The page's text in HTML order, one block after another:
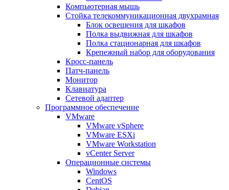
Компьютерная мышь
Стойка телекоммуникационная двухрамная
Блок освещения для шкафов
Полка выдвижная для шкафов
Полка стационарная для шкафов
Крепежный набор для оборудования
Кросс-панель
Патч-панель
Монитор
Клавиатура
Сетевой адаптер
Программное обеспечение
VMware
VMware vSphere
VMware ESXi
VMware Workstation
vCenter Server
Операционные системы
Windows
CentOS